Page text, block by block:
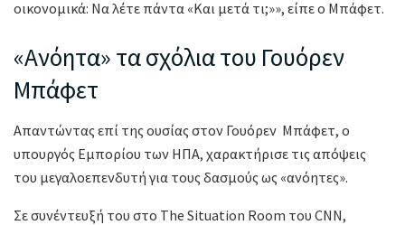
οικονομικά: Να λέτε πάντα «Και μετά τι;»», είπε ο Μπάφετ.
«Ανόητα» τα σχόλια του Γουόρεν
Μπάφετ
Απαντώντας επί της ουσίας στον Γουόρεν Μπάφετ, ο
υπουργός Εμπορίου των ΗΠΑ, χαρακτήρισε τις απόψεις
του μεγαλοεπενδυτή για τους δασμούς ως «ανόητες».
Σε συνέντευξή του στο The Situation Room του CNN,